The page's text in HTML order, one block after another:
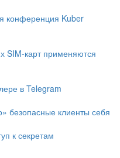
конференция Kuber
SIM-карт применяются
в Telegram
безопасные клиенты себя
к секретам